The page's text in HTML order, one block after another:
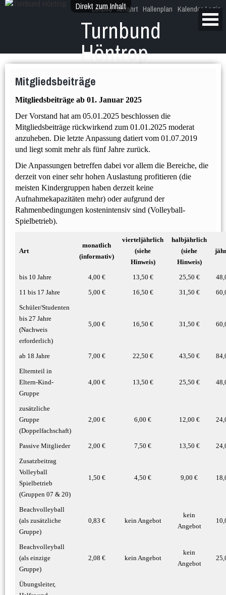
Direkt zum Inhalt Login
Leitbild Anfahrt Hallenplan Kalender
Turnbund
Höntrop
Mitgliedsbeiträge
Mitgliedsbeiträge ab 01. Januar 2025
Der Vorstand hat am 05.01.2025 beschlossen die
Mitgliedsbeiträge rückwirkend zum 01.01.2025 moderat
anzuheben. Die letzte Anpassung datiert vom 01.07.2019
und liegt somit mehr als fünf Jahre zurück.
Die Anpassungen betreffen dabei vor allem die Bereiche, die
derzeit von einer sehr hohen Auslastung profitieren (die
meisten Kindergruppen haben derzeit keine
Aufnahmekapazitäten mehr) oder aufgrund der
Rahmenbedingungen kostenintensiv sind (Volleyball-
Spielbetrieb).
Art
monatlich
(informativ)
vierteljährlich
(siehe
Hinweis)
halbjährlich
(siehe
Hinweis)
bis 10 Jahre 4,00 € 13,50 € 25,50 €
11 bis 17 Jahre
5,00 € 16,50 € 31,50 €
Schüler/Studenten
bis 27 Jahre
(Nachweis
erforderlich)
5,00 € 16,50 € 31,50 €
ab 18 Jahre 7,00 € 22,50 € 43,50 €
Elternteil in
Eltern-Kind-
Gruppe
4,00 € 13,50 € 25,50 €
zusätzliche
Gruppe
(Doppelfachschaft)
2,00 € 6,00 € 12,00 €
Passive Mitglieder 2,00 € 7,50 € 13,50 €
Zusatzbeitrag
Volleyball
Spielbetrieb
(Gruppen 07 & 20)
1,50 € 4,50 € 9,00 €
Beachvolleyball
(als zusätzliche
Gruppe)
0,83 € kein Angebot
kein
Angebot
Beachvolleyball
(als einzige
Gruppe)
2,08 € kein Angebot
kein
Angebot
Übungsleiter,